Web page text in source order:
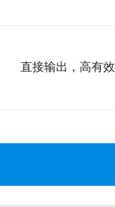
直接输出，高有效